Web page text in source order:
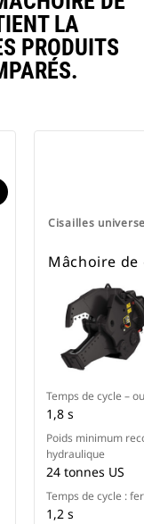
LA
PRODUITS
Cisailles
Mâchoire de
Temps de cycle –
1,8 s
Poids minimum
hydraulique
24 tonnes US
Temps de cycle :
1,2 s